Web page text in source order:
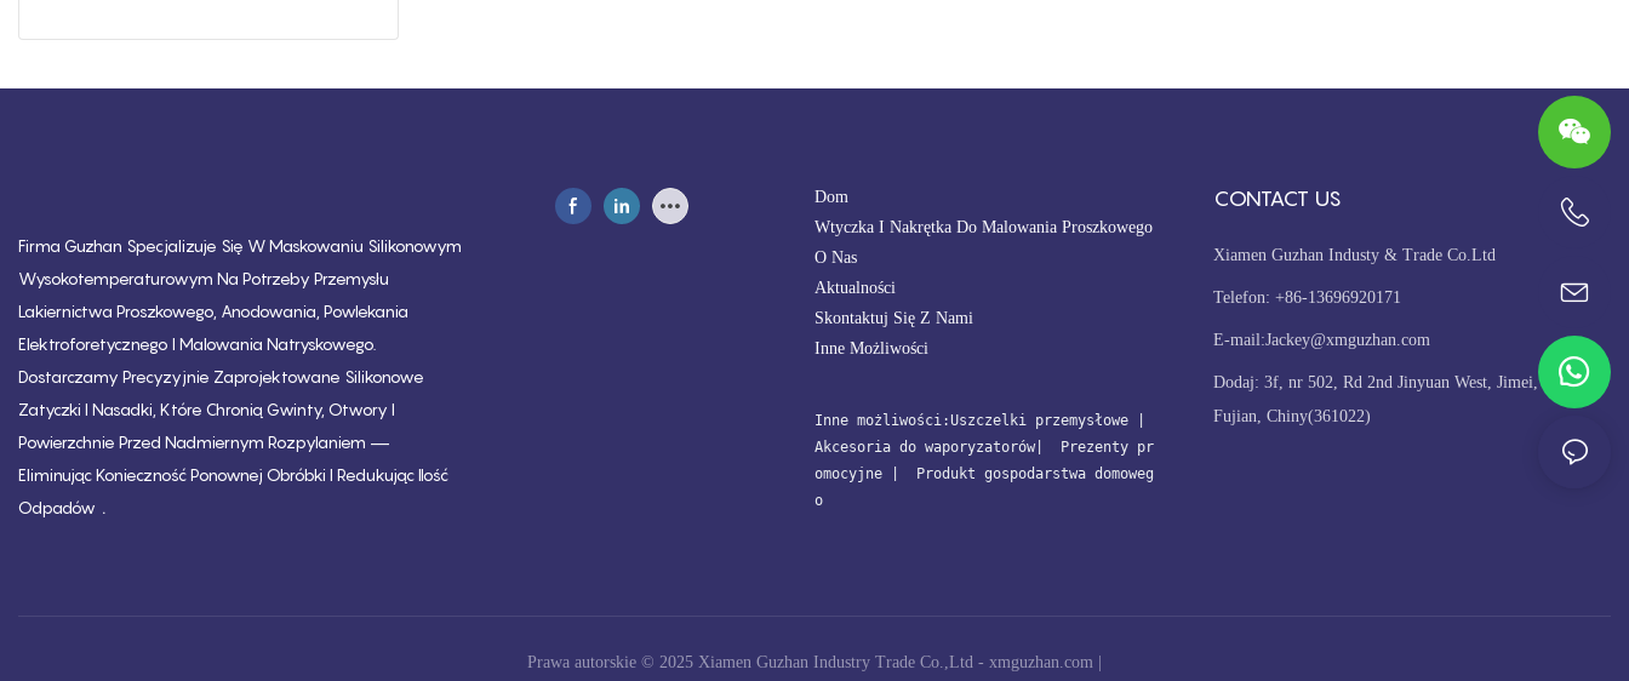
Firma Guzhan Specjalizuje Się W Maskowaniu Silikonowym
Wysokotemperaturowym Na Potrzeby Przemysłu
Lakiernictwa Proszkowego, Anodowania, Powlekania
Elektroforetycznego I Malowania Natryskowego.
Dostarczamy Precyzyjnie Zaprojektowane Silikonowe
Zatyczki I Nasadki, Które Chronią Gwinty, Otwory I
Powierzchnie Przed Nadmiernym Rozpylaniem —
Eliminując Konieczność Ponownej Obróbki I Redukując Ilość
Odpadów .
Dom
Wtyczka I Nakrętka Do Malowania Proszkowego
O Nas
Aktualności
Skontaktuj Się Z Nami
Inne Możliwości
Inne możliwości:Uszczelki przemysłowe
Akcesoria do waporyzatorów
Prezenty pr
omocyjne
Produkt gospodarstwa domoweg
o
CONTACT US
Xiamen Guzhan Industy & Trade Co.Ltd
Telefon: +86-13696920171
E-mail:Jackey@xmguzhan.com
Dodaj: 3f, nr 502, Rd 2nd Jinyuan West, Jimei, Xiamen,
Fujian, Chiny(361022)
Prawa autorskie © 2025 Xiamen Guzhan Industry Trade Co.,Ltd - xmguzhan.com